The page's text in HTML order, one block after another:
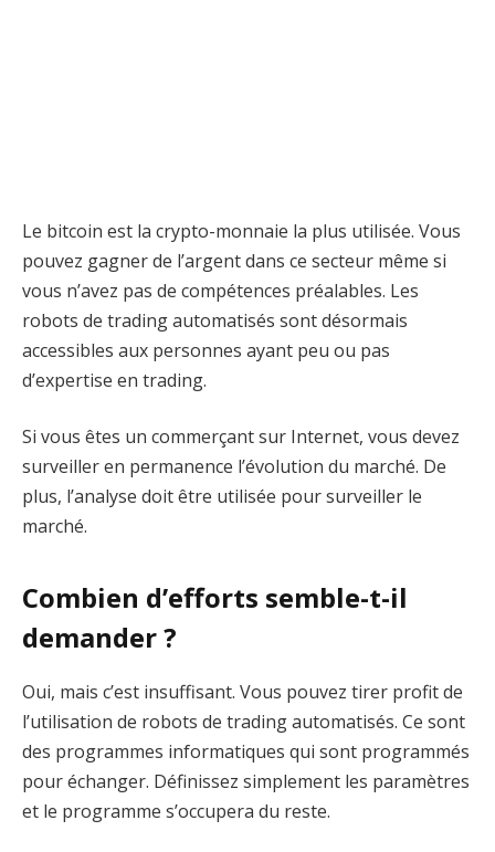
Le bitcoin est la crypto-monnaie la plus utilisée. Vous
pouvez gagner de l’argent dans ce secteur même si
vous n’avez pas de compétences préalables. Les
robots de trading automatisés sont désormais
accessibles aux personnes ayant peu ou pas
d’expertise en trading.
Si vous êtes un commerçant sur Internet, vous devez
surveiller en permanence l’évolution du marché. De
plus, l’analyse doit être utilisée pour surveiller le
marché.
Combien d’efforts semble-t-il
demander ?
Oui, mais c’est insuffisant. Vous pouvez tirer profit de
l’utilisation de robots de trading automatisés. Ce sont
des programmes informatiques qui sont programmés
pour échanger. Définissez simplement les paramètres
et le programme s’occupera du reste.